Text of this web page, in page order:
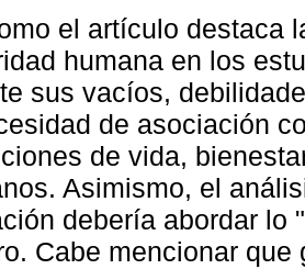
el artículo destaca
humana en los
sus vacíos,
de asociación
de vida,
Asimismo, el
debería abordar lo
Cabe mencionar